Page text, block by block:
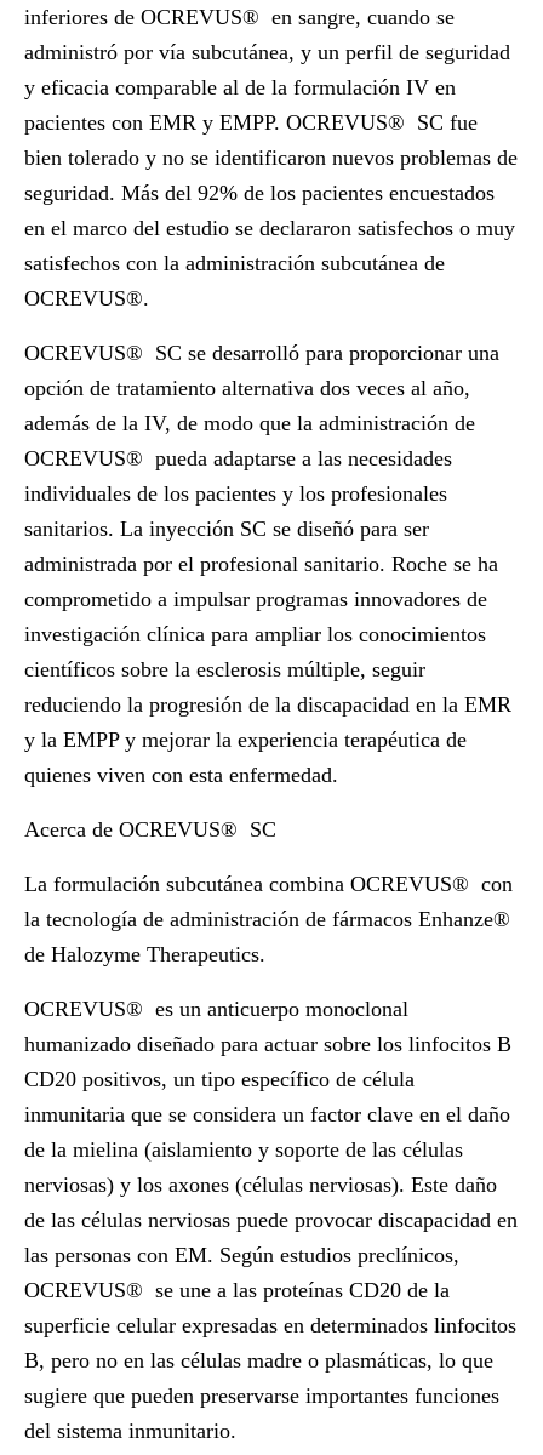
inferiores de OCREVUS® en sangre, cuando se
administró por vía subcutánea, y un perfil de seguridad
y eficacia comparable al de la formulación IV en
pacientes con EMR y EMPP. OCREVUS® SC fue
bien tolerado y no se identificaron nuevos problemas de
seguridad. Más del 92% de los pacientes encuestados
en el marco del estudio se declararon satisfechos o muy
satisfechos con la administración subcutánea de
OCREVUS®.
OCREVUS® SC se desarrolló para proporcionar una
opción de tratamiento alternativa dos veces al año,
además de la IV, de modo que la administración de
OCREVUS® pueda adaptarse a las necesidades
individuales de los pacientes y los profesionales
sanitarios. La inyección SC se diseñó para ser
administrada por el profesional sanitario. Roche se ha
comprometido a impulsar programas innovadores de
investigación clínica para ampliar los conocimientos
científicos sobre la esclerosis múltiple, seguir
reduciendo la progresión de la discapacidad en la EMR
y la EMPP y mejorar la experiencia terapéutica de
quienes viven con esta enfermedad.
Acerca de OCREVUS® SC
La formulación subcutánea combina OCREVUS® con
la tecnología de administración de fármacos Enhanze®
de Halozyme Therapeutics.
OCREVUS® es un anticuerpo monoclonal
humanizado diseñado para actuar sobre los linfocitos B
CD20 positivos, un tipo específico de célula
inmunitaria que se considera un factor clave en el daño
de la mielina (aislamiento y soporte de las células
nerviosas) y los axones (células nerviosas). Este daño
de las células nerviosas puede provocar discapacidad en
las personas con EM. Según estudios preclínicos,
OCREVUS® se une a las proteínas CD20 de la
superficie celular expresadas en determinados linfocitos
B, pero no en las células madre o plasmáticas, lo que
sugiere que pueden preservarse importantes funciones
del sistema inmunitario.